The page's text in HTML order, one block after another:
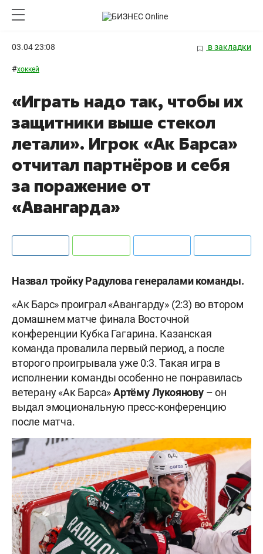
03.04 23:08 в закладки
#хоккей
«Играть надо так, чтобы их
защитники выше стекол
летали». Игрок «Ак Барса»
отчитал партнёров и себя
за поражение от
«Авангарда»
Назвал тройку Радулова генералами команды.
«Ак Барс» проиграл «Авангарду» (2:3) во втором
домашнем матче финала Восточной
конференции Кубка Гагарина. Казанская
команда провалила первый период, а после
второго проигрывала уже 0:3. Такая игра в
исполнении команды особенно не понравилась
ветерану «Ак Барса»Артёму Лукоянову – он
выдал эмоциональную пресс-конференцию
после матча.